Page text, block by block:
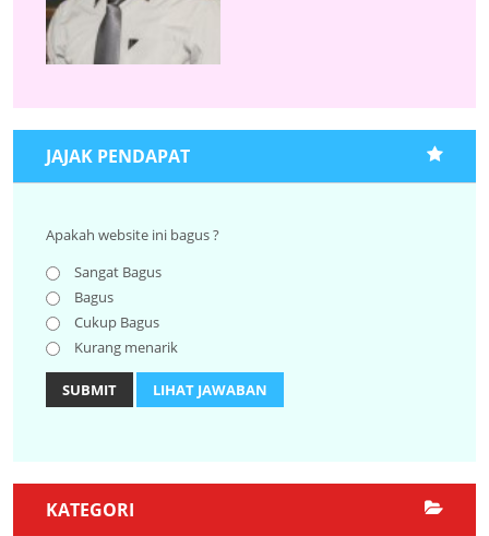
JAJAK PENDAPAT
Apakah website ini bagus ?
Sangat Bagus
Bagus
Cukup Bagus
Kurang menarik
SUBMIT LIHAT JAWABAN
KATEGORI